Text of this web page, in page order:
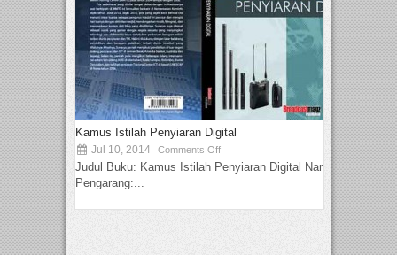
Kamus Istilah Penyiaran Digital
Jul 10, 2014 Comments Off
Judul Buku: Kamus Istilah Penyiaran Digital Nama
Pengarang:...